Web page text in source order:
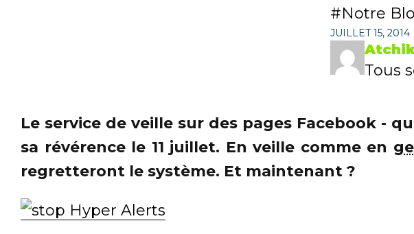
Notre
JUILLET 15, 2014
Tous
Le service de veille sur des pages Facebook -
sa révérence le 11 juillet. En veille comme en
regretteront le système. Et maintenant ?